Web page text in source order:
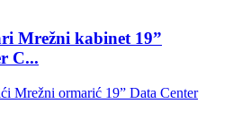
Mrežni kabinet 19”
C...